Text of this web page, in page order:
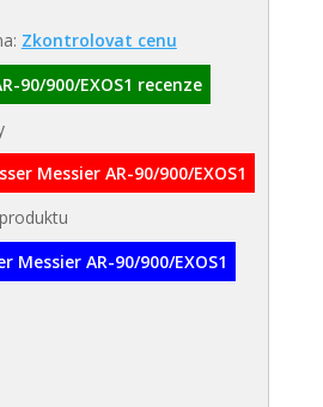
Zkontrolovat cenu
90/900/EXOS1 recenze
Messier AR-90/900/EXOS1
Messier AR-90/900/EXOS1